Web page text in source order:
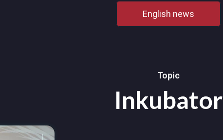
English news
Topic
Inkubator